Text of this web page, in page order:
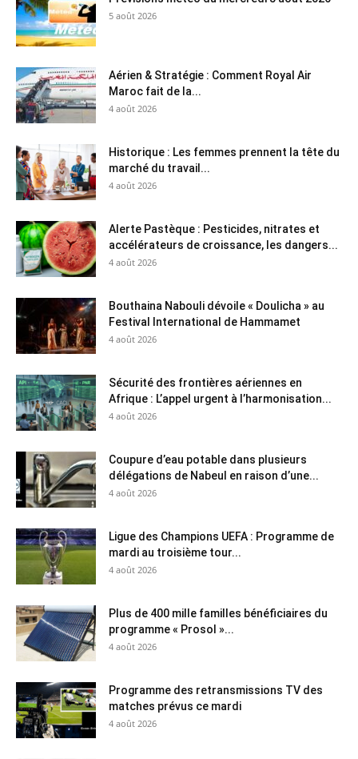
5 août 2026
Aérien & Stratégie : Comment Royal Air
Maroc fait de la...
4 août 2026
Historique : Les femmes prennent la tête du
marché du travail...
4 août 2026
Alerte Pastèque : Pesticides, nitrates et
accélérateurs de croissance, les dangers...
4 août 2026
Bouthaina Nabouli dévoile « Doulicha » au
Festival International de Hammamet
4 août 2026
Sécurité des frontières aériennes en
Afrique : L’appel urgent à l’harmonisation...
4 août 2026
Coupure d’eau potable dans plusieurs
délégations de Nabeul en raison d’une...
4 août 2026
Ligue des Champions UEFA : Programme de
mardi au troisième tour...
4 août 2026
Plus de 400 mille familles bénéficiaires du
programme « Prosol »...
4 août 2026
Programme des retransmissions TV des
matches prévus ce mardi
4 août 2026